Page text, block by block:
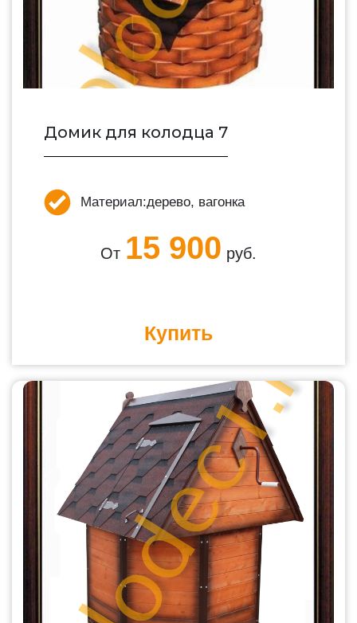
Домик для колодца 7
Материал:дерево, вагонка
От 15 900 руб.
Купить